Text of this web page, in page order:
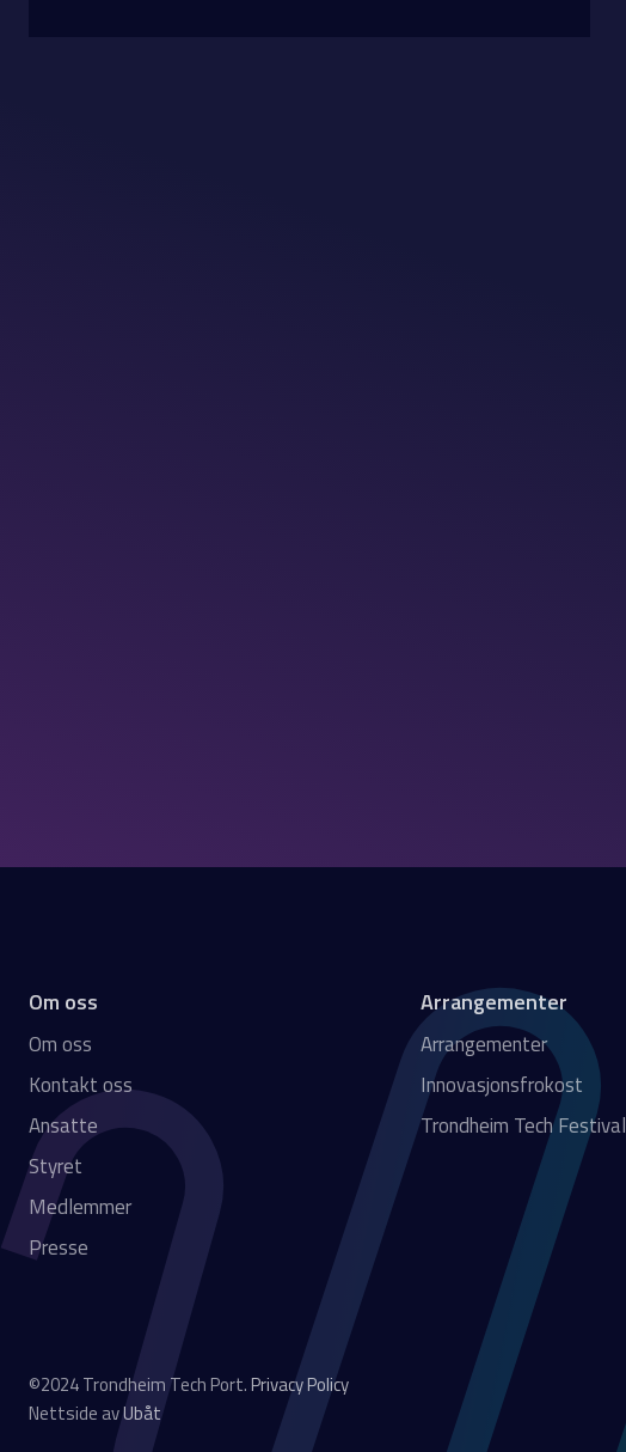
Om oss
Om oss
Kontakt oss
Ansatte
Styret
Medlemmer
Presse
Arrangementer
Arrangementer
Innovasjonsfrokost
Trondheim Tech Festival
©2024 Trondheim Tech Port.Privacy Policy
Nettside avUbåt